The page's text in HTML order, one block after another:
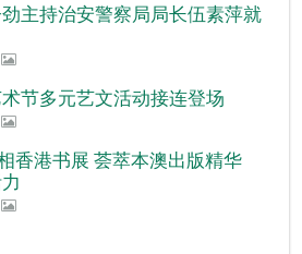
主持治安警察局局长伍素萍就
节多元艺文活动接连登场
香港书展 荟萃本澳出版精华